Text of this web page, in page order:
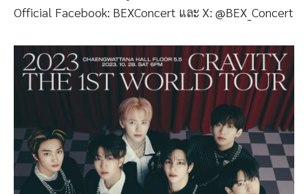
Official Facebook: BEXConcert และ X: @BEX_Concert